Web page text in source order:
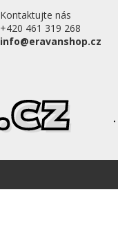
Kontaktujte nás
+420 461 319 268
info@eravanshop.cz